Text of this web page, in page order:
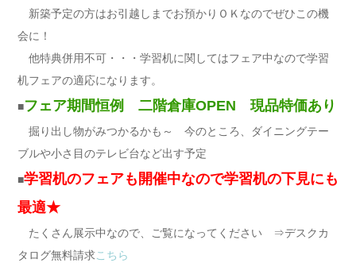
新築予定の方はお引越しまでお預かりＯＫなのでぜひこの機
会に！
他特典併用不可・・・学習机に関してはフェア中なので学習
机フェアの適応になります。
■フェア期間恒例 二階倉庫OPEN 現品特価あり
掘り出し物がみつかるかも～ 今のところ、ダイニングテー
ブルや小さ目のテレビ台など出す予定
■学習机のフェアも開催中なので学習机の下見にも
最適★
たくさん展示中なので、ご覧になってください ⇒デスクカ
タログ無料請求こちら